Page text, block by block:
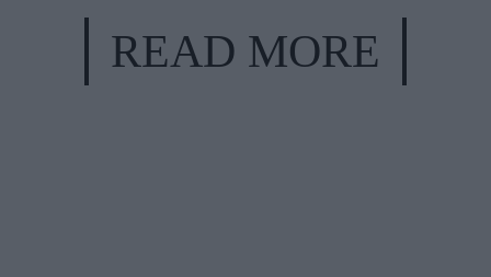
READ MORE